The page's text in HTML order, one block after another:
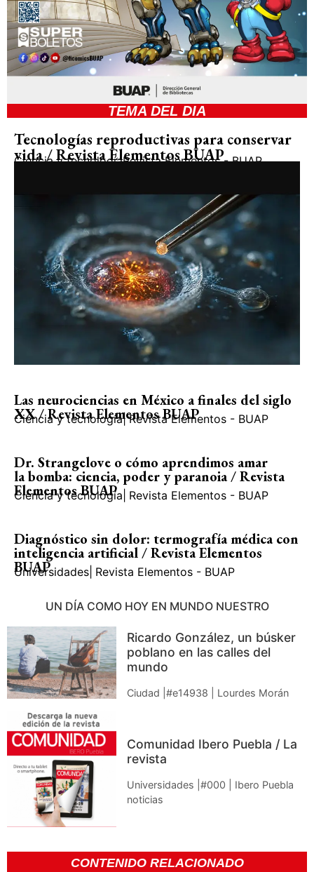
TEMA DEL DIA
Tecnologías reproductivas para conservar
vida / Revista Elementos BUAP
Ciencia y tecnologíaRevista Elementos - BUAP
Las neurociencias en México a finales del siglo
XX / Revista Elementos BUAP
Ciencia y tecnología| Revista Elementos - BUAP
Dr. Strangelove o cómo aprendimos amar
la bomba: ciencia, poder y paranoia / Revista
Elementos BUAP
Ciencia y tecnología Revista Elementos - BUAP
Diagnóstico sin dolor: termografía médica con
inteligencia artificial / Revista Elementos
BUAP
Universidades Revista Elementos - BUAP
UN DÍA COMO HOY EN MUNDO NUESTRO
Ricardo González, un búsker
poblano en las calles del
mundo
Ciudad |#e14938 | Lourdes Morán
Comunidad Ibero Puebla / La
revista
Universidades |#000 | Ibero Puebla
noticias
CONTENIDO RELACIONADO